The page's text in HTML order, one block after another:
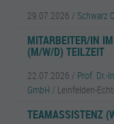
29.07.2026 / Schwarz
MITARBEITER/IN
(M/W/D) TEILZEIT
22.07.2026 / Prof. Dr.-
GmbH / Leinfelden-
TEAMASSISTENZ